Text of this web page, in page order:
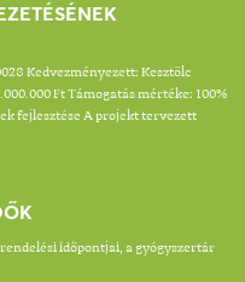
Kedvezményezett: Kesztölc
Ft Támogatás mértéke: 100%
fejlesztése A projekt tervezett
időpontjai, a gyógyszertár